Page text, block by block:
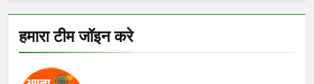
हमारा टीम जॉइन करे